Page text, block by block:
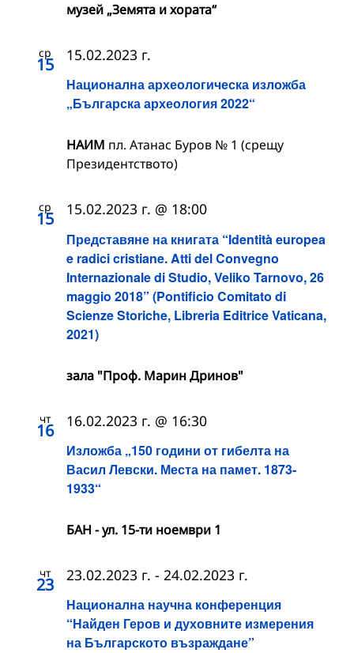
музей „Земята и хората“
ср
15
Национална археологическа изложба
„Българска археология 2022“
15.02.2023 г.
НАИМ пл. Атанас Буров № 1 (срещу
Президентството)
ср
15
Представяне на книгата “Identità europea
e radici cristiane. Atti del Convegno
Internazionale di Studio, Veliko Tarnovo, 26
maggio 2018” (Pontificio Comitato di
Scienze Storiche, Libreria Editrice Vaticana,
2021)
15.02.2023 г. @ 18:00
зала "Проф. Марин Дринов"
чт
16
Изложба „150 години от гибелта на
Васил Левски. Места на памет. 1873-
1933“
16.02.2023 г. @ 16:30
БАН - ул. 15-ти ноември 1
чт
23
Национална научна конференция
“Найден Геров и духовните измерения
на Българското възраждане”
23.02.2023 г. - 24.02.2023 г.